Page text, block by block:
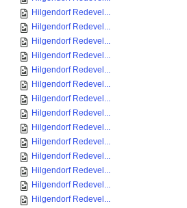
Hilgendorf Redevel...
Hilgendorf Redevel...
Hilgendorf Redevel...
Hilgendorf Redevel...
Hilgendorf Redevel...
Hilgendorf Redevel...
Hilgendorf Redevel...
Hilgendorf Redevel...
Hilgendorf Redevel...
Hilgendorf Redevel...
Hilgendorf Redevel...
Hilgendorf Redevel...
Hilgendorf Redevel...
Hilgendorf Redevel...